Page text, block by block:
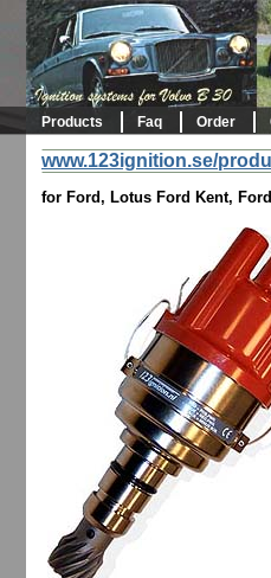
Products Faq Order
www.123ignition.se/
for Ford, Lotus Ford Kent,